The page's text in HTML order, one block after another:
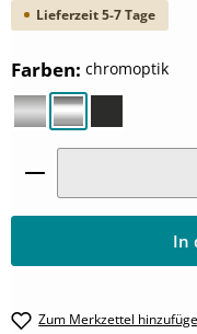
Lieferzeit 5-7 Tage
Farbenauswählen
: chromoptik
alu silber-matt
chromoptikschwarz-matt
Produkt Anzahl:
In
Zum Merkzettel